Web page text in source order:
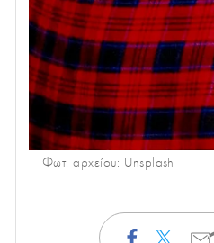
Φωτ. αρχείου: Unsplash